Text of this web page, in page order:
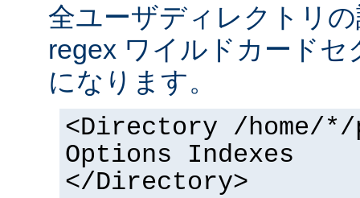
全ユーザディレクトリ
regex ワイルドカード
になります。
<Directory /home/
Options Indexes
</Directory>